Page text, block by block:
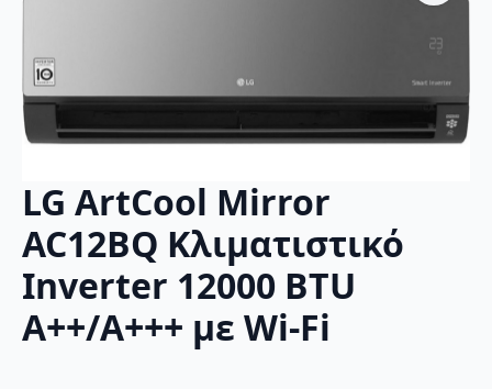
LG ArtCool Mirror
AC12BQ Κλιματιστικό
Inverter 12000 BTU
A++/A+++ με Wi-Fi